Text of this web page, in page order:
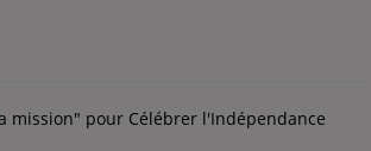
mission" pour Célébrer l'Indépendance